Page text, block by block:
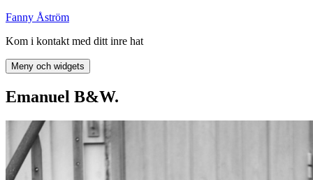
Hoppa
innehåll
Fanny Åström
Kom i kontakt med ditt inre hat
Meny och widgets
Emanuel B&W.